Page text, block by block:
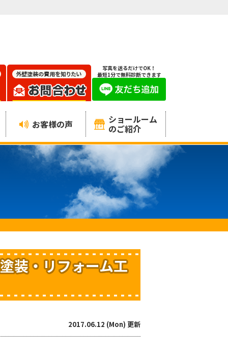
写真を送るだけでOK！
最短1分で無料診断できます
お客様の声 ショールーム
のご紹介
装・リフォーム工
2017.06.12 (Mon) 更新